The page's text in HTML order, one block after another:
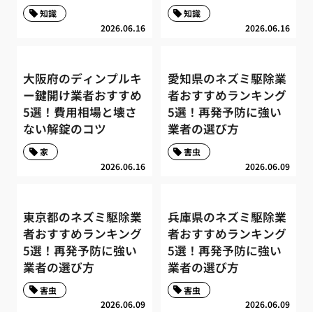
2026.06.16
知識
2026.06.16
知識
大阪府のディンプルキ
ー鍵開け業者おすすめ
5選！費用相場と壊さ
ない解錠のコツ
2026.06.16
家
愛知県のネズミ駆除業
者おすすめランキング
5選！再発予防に強い
業者の選び方
2026.06.09
害虫
東京都のネズミ駆除業
者おすすめランキング
5選！再発予防に強い
業者の選び方
2026.06.09
害虫
兵庫県のネズミ駆除業
者おすすめランキング
5選！再発予防に強い
業者の選び方
2026.06.09
害虫